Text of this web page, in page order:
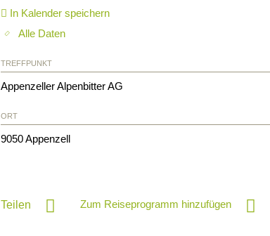
In Kalender speichern
Alle Daten
TREFFPUNKT
Appenzeller Alpenbitter AG
ORT
9050Appenzell
Teilen Zum Reiseprogramm hinzufügen